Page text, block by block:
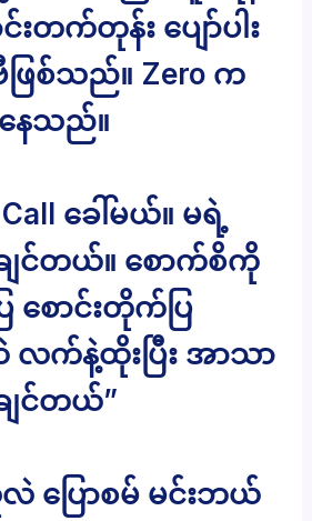
းတက်တုန်း ပျော်ပါး
ဖြစ်သည်။ Zero က
ေသည်။
ခေါ်မယ်။ မရဲ့
ျင်တယ်။ စောက်စိကို
ောင်းတိုက်ပြ
က်နဲ့ထိုးပြီး အာသာ
ျင်တယ်”
ပြောစမ် မင်းဘယ်